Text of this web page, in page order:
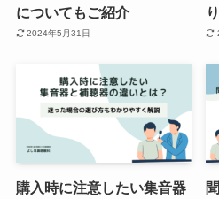
についてもご紹介
2024年5月31日
購入時に注意したい集音器